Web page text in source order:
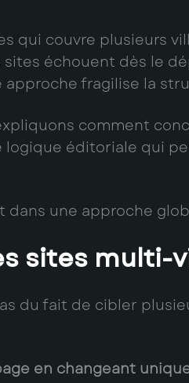
qui couvre plusieurs
échouent dès le
fragilise la
comment
logique éditoriale qui
dans une approche
sites
du fait de cibler
en changeant